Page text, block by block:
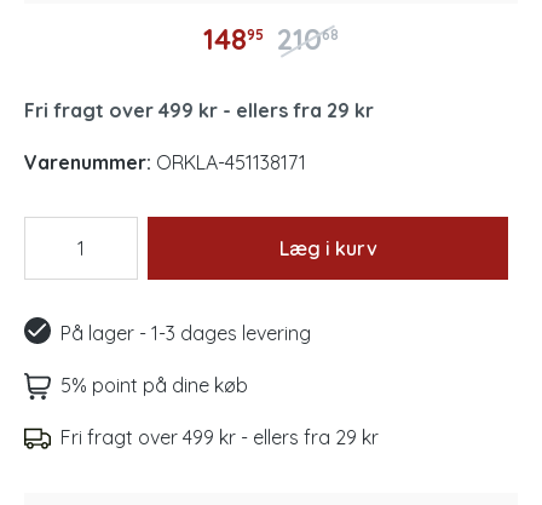
14895 21068
Fri fragt over 499 kr - ellers fra 29 kr
Varenummer: ORKLA-451138171
Læg i kurv
På lager - 1-3 dages levering
5% point på dine køb
Fri fragt over 499 kr - ellers fra 29 kr